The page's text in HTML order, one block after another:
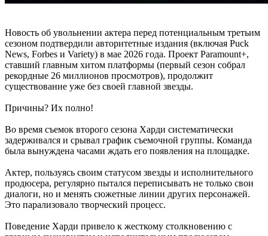
Новость об увольнении актера перед потенциальным третьим
сезоном подтвердили авторитетные издания (включая Puck
News, Forbes и Variety) в мае 2026 года. Проект Paramount+,
ставший главным хитом платформы (первый сезон собрал
рекордные 26 миллионов просмотров), продолжит
существование уже без своей главной звезды.
Причины? Их полно!
Во время съемок второго сезона Харди систематически
задерживался и срывал график съемочной группы. Команда
была вынуждена часами ждать его появления на площадке.
Актер, пользуясь своим статусом звезды и исполнительного
продюсера, регулярно пытался переписывать не только свои
диалоги, но и менять сюжетные линии других персонажей.
Это парализовало творческий процесс.
Поведение Харди привело к жесткому столкновению с